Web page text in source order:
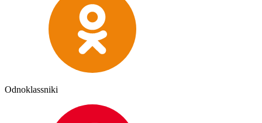
Odnoklassniki